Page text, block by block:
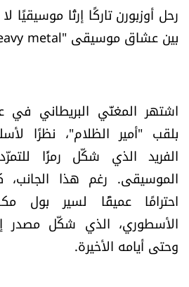
اقرأ تضحك
سجالات
صحّة وصحن
الرياضة
منوّعات
رحل أوزبورنتاركًا إرثًا موسيقيًا
بين عشاق موسيقى "Heavy metal" و "الروك".
اشتهر المغنّي البريطاني في
بلقب "أمير الظلام"، نظرًا
الفريد الذي شكّل رمزًا
الموسيقى. رغم هذا
احترامًا عميقًا لسير بول
الأسطوري، الذي شكّل مصدر
وحتى أيامه الأخيرة.